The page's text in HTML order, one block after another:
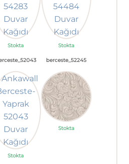
Stokta Stokta
Stokta
berceste_52245
Stokta